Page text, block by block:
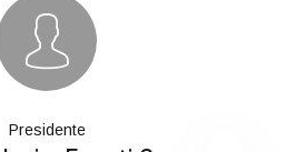
Presidente